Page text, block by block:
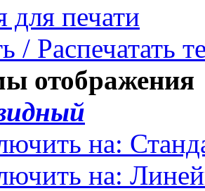
для печати
/ Распечатать
отображения
на:
на: